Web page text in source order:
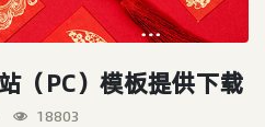
（PC）模板提供下载
18803